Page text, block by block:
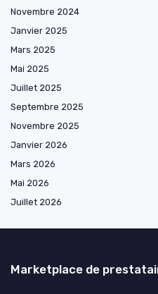
Novembre 2024
Janvier 2025
Mars 2025
Mai 2025
Juillet 2025
Septembre 2025
Novembre 2025
Janvier 2026
Mars 2026
Mai 2026
Juillet 2026
Marketplace de